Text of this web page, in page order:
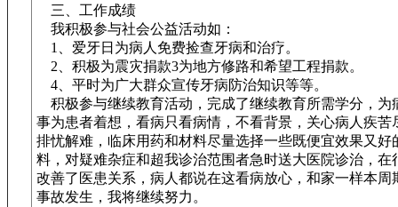
三、工作成绩
我积极参与社会公益活动如：
1、爱牙日为病人免费捡查牙病和治疗。
2、积极为震灾捐款3为地方修路和希望工程捐款。
4、平时为广大群众宣传牙病防治知识等等。
积极参与继续教育活动，完成了继续教育所需学分，为
事为患者着想，看病只看病情，不看背景，关心病人疾苦
排忧解难，临床用药和材料尽量选择一些既便宜效果又好
料，对疑难杂症和超我诊治范围者急时送大医院诊治，在
改善了医患关系，病人都说在这看病放心，和家一样本周
事故发生，我将继续努力。